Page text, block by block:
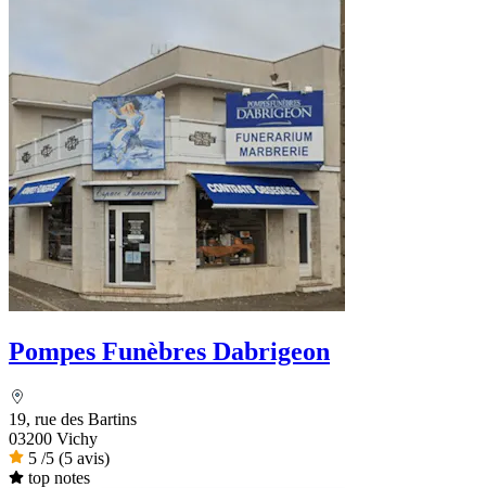
Pompes Funèbres Dabrigeon
19, rue des Bartins
03200 Vichy
5 /5 (5 avis)
top notes